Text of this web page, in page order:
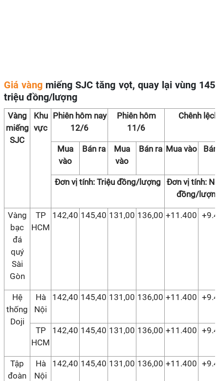
Giá vàng miếng SJC tăng vọt, quay lại vùng 145
triệu đồng/lượng
Vàng
miếng
SJC
Khu
vực
Phiên hôm nay
12/6
Phiên hôm
11/6
Chênh lệch
Mua
vào
Bán ra
Mua
vào
Bán ra Mua vào
Đơn vị tính: Triệu đồng/lượng
Đơn vị tính:
đồng/
Vàng
bạc
đá
quý
Sài
Gòn
TP
HCM
142,40 145,40 131,00 136,00 +11.400
Hệ
thống
Doji
Hà
Nội
142,40 145,40 131,00 136,00 +11.400
TP
HCM
142,40 145,40 131,00 136,00 +11.400
Tập
đoàn
Hà
Nội
142,40 145,40 131,00 136,00 +11.400